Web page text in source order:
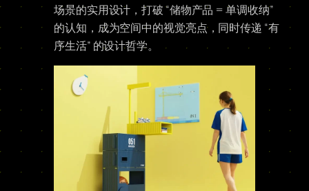
场景的实用设计，打破 “储物产品 = 单调收纳”
的认知，成为空间中的视觉亮点，同时传递 “有
序生活” 的设计哲学。